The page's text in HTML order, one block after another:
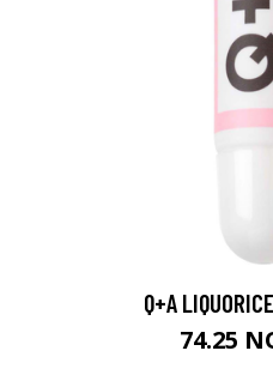
Q+A
74.25